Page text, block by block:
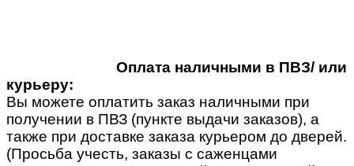
Оплата наличными в ПВЗ/ или
курьеру:
Вы можете оплатить заказ наличными при
получении в ПВЗ (пункте выдачи заказов), а
также при доставке заказа курьером до дверей.
(Просьба учесть, заказы с саженцами